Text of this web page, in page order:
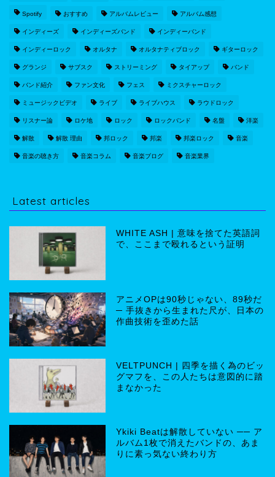
Spotify おすすめ アルバムレビュー アルバム感想
インディーズ インディーズバンド インディーバンド
インディーロック オルタナ オルタナティブロック ギターロック
グランジ サブスク ストリーミング タイアップ バンド
バンド紹介 ファン文化 フェス ミクスチャーロック
ミュージックビデオ ライブ ライブハウス ラウドロック
リスナー論 ロケ地 ロック ロックバンド 名盤 洋楽
解散 解散 理由 邦ロック 邦楽 邦楽ロック 音楽
音楽の聴き方 音楽コラム 音楽ブログ 音楽業界
Latest articles
WHITE ASH | 意味を捨てた英語詞
で、ここまで殴れるという証明
アニメOPは90秒じゃない、89秒だ
─ 手抜きから生まれた尺が、日本の
作曲技術を歪めた話
VELTPUNCH | 四季を描く為のビッ
グマフを、この人たちは意図的に踏
まなかった
Ykiki Beatは解散していない ── ア
ルバム1枚で消えたバンドの、あま
りに素っ気ない終わり方